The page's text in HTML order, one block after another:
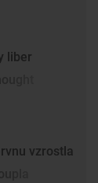
liber
vzrostla